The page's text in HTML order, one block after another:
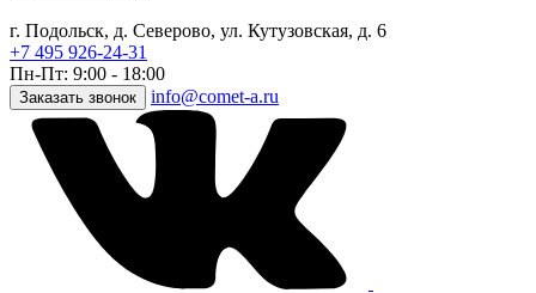
г. Подольск, д. Северово, ул. Кутузовская, д. 6
+7 495 926-24-31
Пн-Пт: 9:00 - 18:00
Заказать звонок info@comet-a.ru